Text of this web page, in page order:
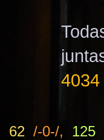
4034
62 /-0-/, 125